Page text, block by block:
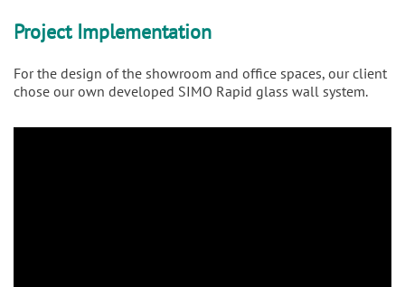
Project Implementation
For the design of the showroom and office spaces, our client
chose our own developed SIMO Rapid glass wall system.